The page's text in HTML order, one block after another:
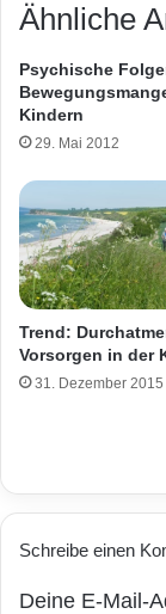
Ähnliche
Psychische
Kindern
29. Mai 2012
Trend:
Vorsorgen in der
31. Dezember 2015
Schreibe einen
Deine E-Mail-